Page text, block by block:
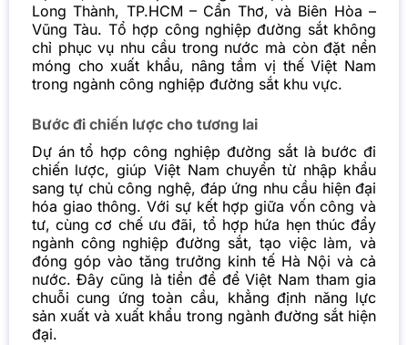
Long Thành, TP.HCM – Cần Thơ, và Biên Hòa –
Vũng Tàu. Tổ hợp công nghiệp đường sắt không
chỉ phục vụ nhu cầu trong nước mà còn đặt nền
móng cho xuất khẩu, nâng tầm vị thế Việt Nam
trong ngành công nghiệp đường sắt khu vực.
Bước đi chiến lược cho tương lai
Dự án tổ hợp công nghiệp đường sắt là bước đi
chiến lược, giúp Việt Nam chuyển từ nhập khẩu
sang tự chủ công nghệ, đáp ứng nhu cầu hiện đại
hóa giao thông. Với sự kết hợp giữa vốn công và
tư, cùng cơ chế ưu đãi, tổ hợp hứa hẹn thúc đẩy
ngành công nghiệp đường sắt, tạo việc làm, và
đóng góp vào tăng trưởng kinh tế Hà Nội và cả
nước. Đây cũng là tiền đề để Việt Nam tham gia
chuỗi cung ứng toàn cầu, khẳng định năng lực
sản xuất và xuất khẩu trong ngành đường sắt hiện
đại.